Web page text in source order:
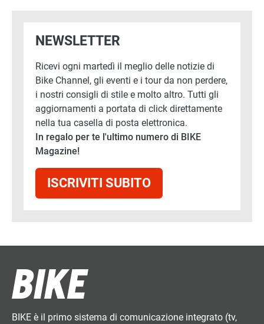
NEWSLETTER
Ricevi ogni martedì il meglio delle notizie di
Bike Channel, gli eventi e i tour da non perdere,
i nostri consigli di stile e molto altro. Tutti gli
aggiornamenti a portata di click direttamente
nella tua casella di posta elettronica.
In regalo per te l'ultimo numero di BIKE
Magazine!
ISCRIVITI SUBITO
BIKE è il primo sistema di comunicazione integrato (tv,